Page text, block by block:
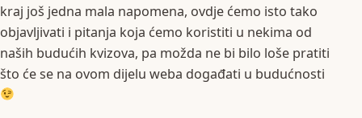
kraj još jedna mala napomena, ovdje ćemo isto tako
objavljivati i pitanja koja ćemo koristiti u nekima od
naših budućih kvizova, pa možda ne bi bilo loše pratiti
što će se na ovom dijelu weba događati u budućnosti